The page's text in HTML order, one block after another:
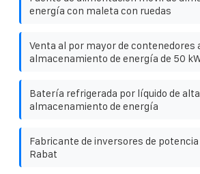
energía con maleta con ruedas
Venta al por mayor de contenedores
almacenamiento de energía de 50
Batería refrigerada por líquido de
almacenamiento de energía
Fabricante de inversores de potencia
Rabat